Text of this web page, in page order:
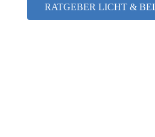
RATGEBER LICHT &